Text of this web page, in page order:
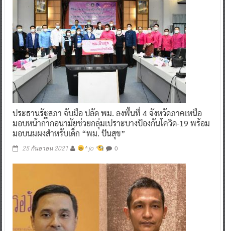
ประธานรัฐสภา จับมือ ปลัด พม. ลงพื้นที่ 4 จังหวัดภาคเหนือ
มอบหน้ากากอนามัยช่วยกลุ่มเปราะบางป้องกันโควิด-19 พร้อม
มอบนมผงสำหรับเด็ก “พม. ปันสุข”
25 กันยายน 2021 ^ jo ^ 0